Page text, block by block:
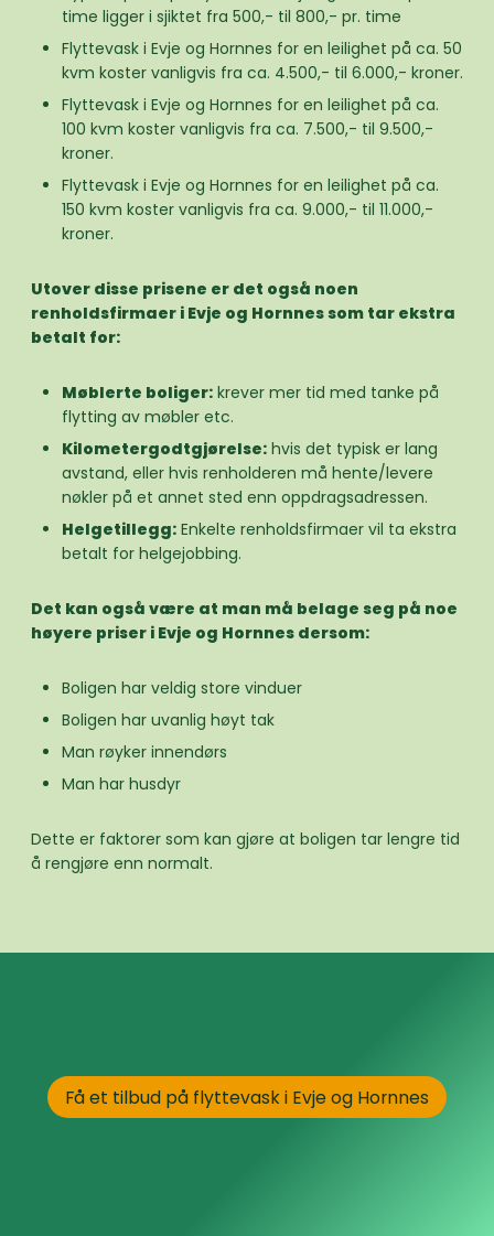
time ligger i sjiktet fra 500,- til 800,- pr. time
Flyttevask i Evje og Hornnes for en leilighet på ca. 50
kvm koster vanligvis fra ca. 4.500,- til 6.000,- kroner.
Flyttevask i Evje og Hornnes for en leilighet på ca.
100 kvm koster vanligvis fra ca. 7.500,- til 9.500,-
kroner.
Flyttevask i Evje og Hornnes for en leilighet på ca.
150 kvm koster vanligvis fra ca. 9.000,- til 11.000,-
kroner.
Utover disse prisene er det også noen
renholdsfirmaer i Evje og Hornnes som tar ekstra
betalt for:
Møblerte boliger: krever mer tid med tanke på
flytting av møbler etc.
Kilometergodtgjørelse: hvis det typisk er lang
avstand, eller hvis renholderen må hente/levere
nøkler på et annet sted enn oppdragsadressen.
Helgetillegg: Enkelte renholdsfirmaer vil ta ekstra
betalt for helgejobbing.
Det kan også være at man må belage seg på noe
høyere priser i Evje og Hornnes dersom:
Boligen har veldig store vinduer
Boligen har uvanlig høyt tak
Man røyker innendørs
Man har husdyr
Dette er faktorer som kan gjøre at boligen tar lengre tid
å rengjøre enn normalt.
Få et tilbud på flyttevask i Evje og Hornnes